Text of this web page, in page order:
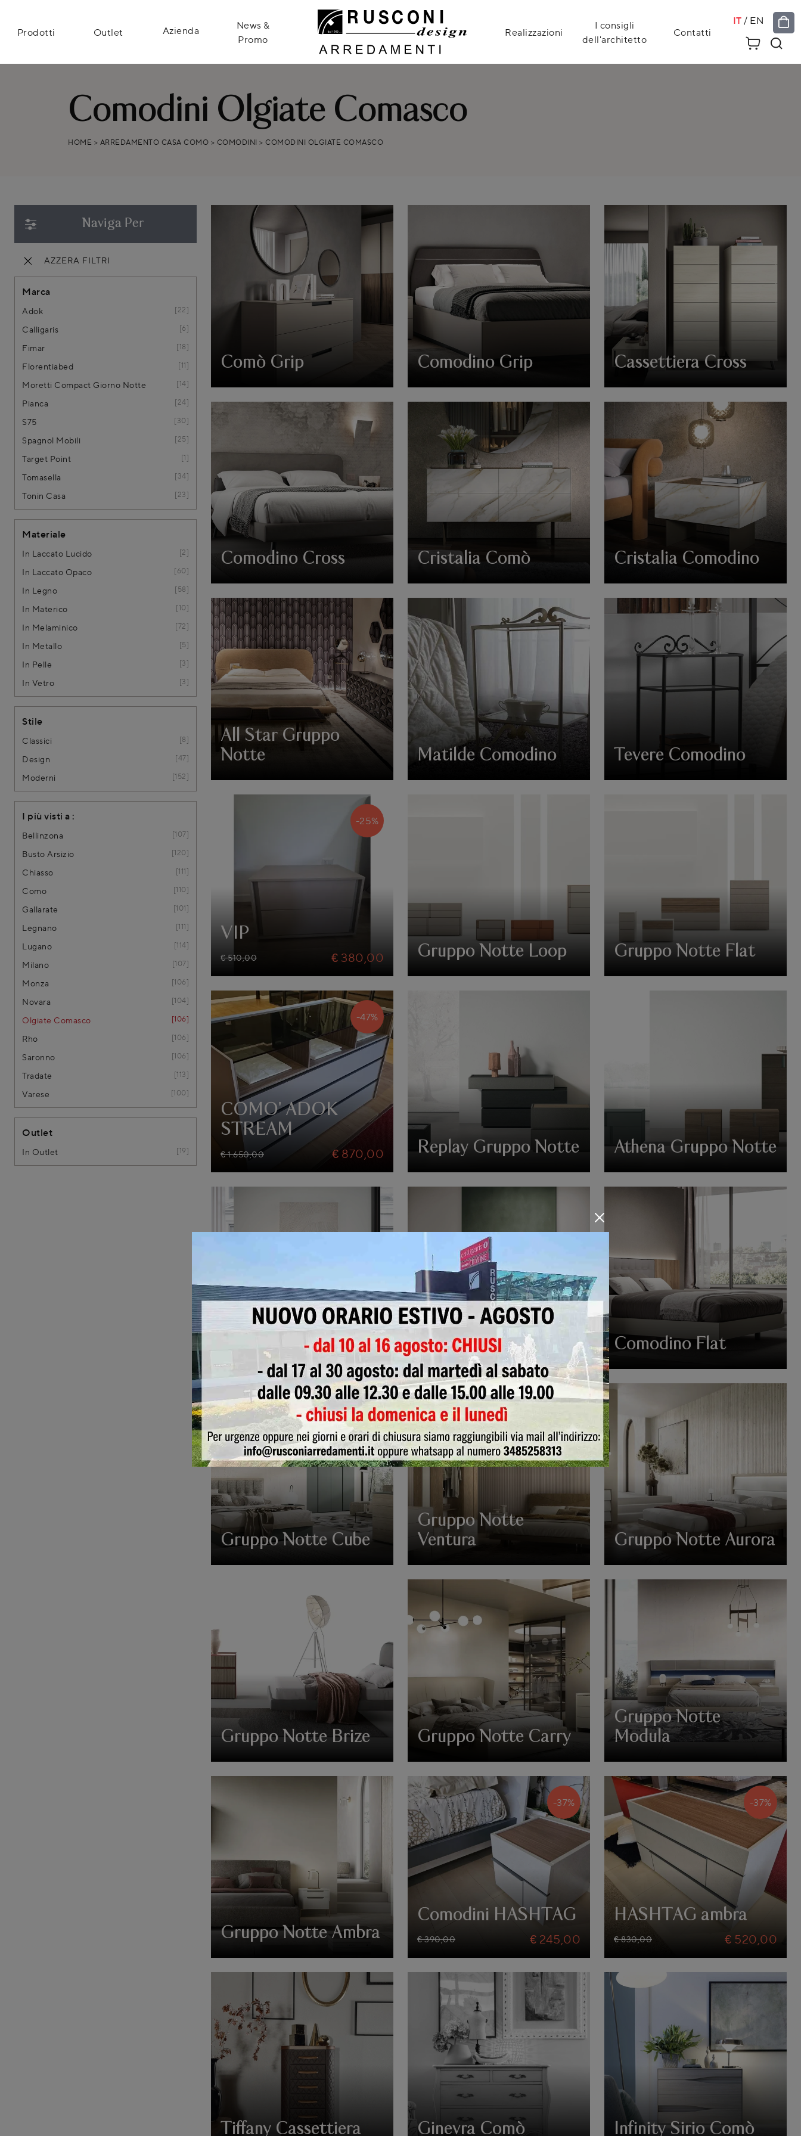
Prodotti Outlet Azienda
News &
Promo
Realizzazioni
I consigli
dell'architetto
Contatti
IT / EN
Comodini Olgiate Comasco
HOME > ARREDAMENTO CASA COMO > COMODINI > COMODINI OLGIATE COMASCO
Naviga Per
AZZERA FILTRI
Marca
Adok 22
Calligaris 6
Fimar 18
Florentiabed 11
Moretti Compact Giorno Notte 14
Pianca 24
S75 30
Spagnol Mobili 25
Target Point 1
Tomasella 34
Tonin Casa 23
Materiale
In Laccato Lucido 2
In Laccato Opaco 60
In Legno 58
In Materico 10
In Melaminico 72
In Metallo 5
In Pelle 3
In Vetro 3
Stile
Classici 8
Design 47
Moderni 152
I più visti a :
Bellinzona 107
Busto Arsizio 120
Chiasso 111
Como 110
Gallarate 101
Legnano 111
Lugano 114
Milano 107
Monza 106
Novara 104
Olgiate Comasco 106
Rho 106
Saronno 106
Tradate 113
Varese 100
Outlet
In Outlet 19
Comò Grip Comodino Grip Cassettiera Cross
Comodino Cross Cristalia Comò Cristalia Comodino
All Star Gruppo
Notte
Matilde Comodino Tevere Comodino
-25%
VIP
€ 510,00 € 380,00 Gruppo Notte Loop Gruppo Notte Flat
-47%
COMO' ADOK
STREAM
€ 1.650,00 € 870,00 Replay Gruppo Notte Athena Gruppo Notte
Comò Arco Comodino Flat
Gruppo Notte Cube
Gruppo Notte
Ventura
Gruppo Notte Aurora
Gruppo Notte Brize Gruppo Notte Carry
Gruppo Notte
Modula
Gruppo Notte Ambra
-37%
Comodini HASHTAG
€ 390,00 € 245,00
-37%
HASHTAG ambra
€ 830,00 € 520,00
Tiffany Cassettiera Ginevra Comò Infinity Sirio Comò